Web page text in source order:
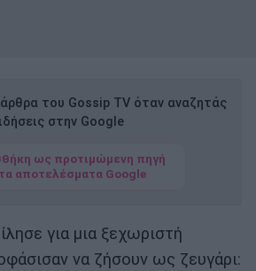
του Gossip TV όταν αναζητάς
στην Google
ως προτιμώμενη πηγή
αποτελέσματα Google
για μια ξεχωριστή
να ζήσουν ως ζευγάρι: